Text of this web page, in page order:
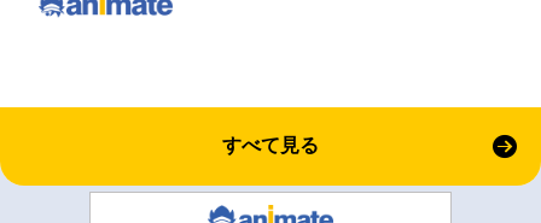
すべて見る